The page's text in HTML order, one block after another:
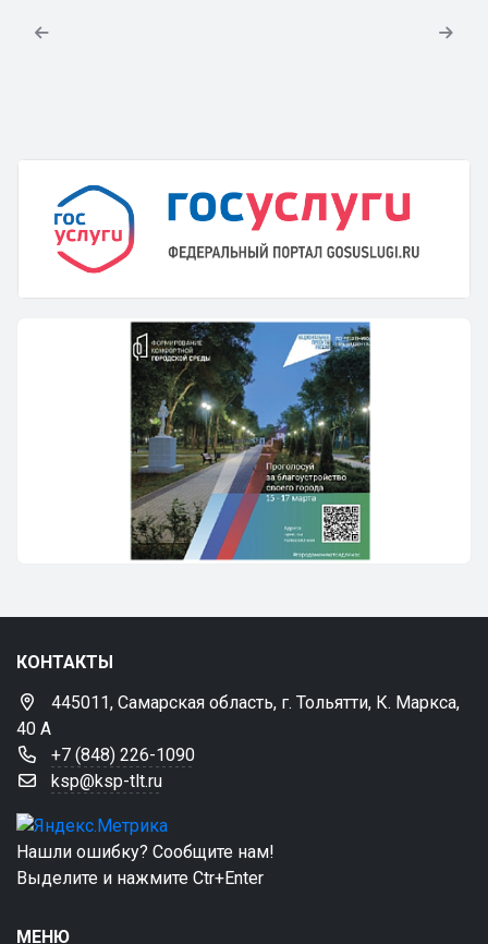
КОНТАКТЫ
445011, Самарская область, г. Тольятти, К. Маркса,
40 А
+7 (848) 226-1090
ksp@ksp-tlt.ru
Нашли ошибку? Сообщите нам!
Выделите и нажмите Ctr+Enter
МЕНЮ